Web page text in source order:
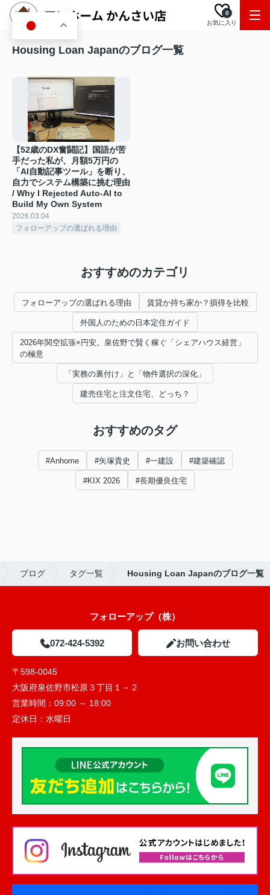
お気に入り
0
Housing Loan Japanのブログ一覧
【52歳のDX奮闘記】国語が苦
手だった私が、月額5万円の
「AI自動記事ツール」を断り、
自力でシステム構築に挑む理由
/ Why I Rejected Auto-AI to
Build My Own System
2026.03.04
フォローアップの選ばれる理由
おすすめのカテゴリ
フォローアップの選ばれる理由 賃貸か持ち家か？損得を比較
外国人のための日本定住ガイド
2026年関空拡張×円安。泉佐野で賢く稼ぐ「シェアハウス経営」
の極意
「実務の裏付け」と「物件選択の深化」
建売住宅と注文住宅、どっち？
おすすめのタグ
#Anhome #矢塚貴史 #一建設 #建築確認
#KIX 2026 #長期優良住宅
ブログ タグ一覧 Housing Loan Japanのブログ一覧
フォローアップ（株）
072-424-5392 お問い合わせ
〒598-0045
大阪府泉佐野市松原３丁目１－２
営業時間： 09:00 ～ 18:00
定休日： 水曜日